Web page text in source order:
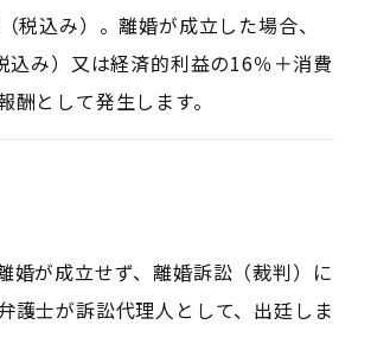
税込み）。離婚が成立した場合、
込み）又は経済的利益の16％＋消費
酬として発生します。
婚が成立せず、離婚訴訟（裁判）に
護士が訴訟代理人として、出廷しま